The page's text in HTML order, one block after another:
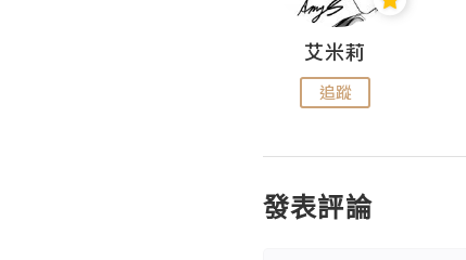
艾米莉
追蹤
發表評論